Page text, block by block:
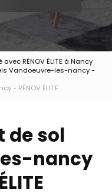
RÉNOV ÉLITE à Nancy
Vandoeuvre-les-nancy -
- RÉNOV ÉLITE
de sol
nancy